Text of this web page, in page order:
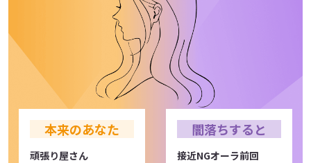
本来のあなた
頑張り屋さん
闇落ちすると
接近NGオーラ前回